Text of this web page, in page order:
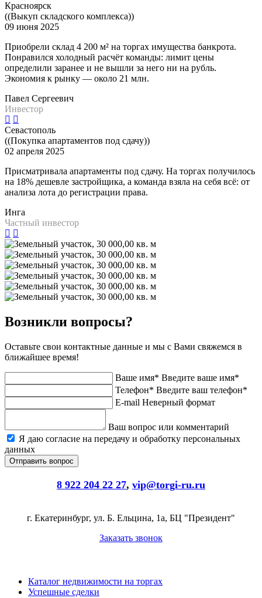
Красноярск
((Выкуп складского комплекса))
09 июня 2025
Приобрели склад 4 200 м² на торгах имущества банкрота.
Понравился холодный расчёт команды: лимит цены
определили заранее и не вышли за него ни на рубль.
Экономия к рынку — около 21 млн.
Павел Сергеевич
Инвестор
Севастополь
((Покупка апартаментов под сдачу))
02 апреля 2025
Присматривала апартаменты под сдачу. На торгах получилось
на 18% дешевле застройщика, а команда взяла на себя всё: от
анализа лота до регистрации права.
Инга
Частный инвестор
Возникли вопросы?
Оставьте свои контактные данные и мы с Вами свяжемся в
ближайшее время!
Ваше имя* Введите ваше имя*
Телефон* Введите ваш телефон*
E-mail Неверный формат
Ваш вопрос или комментарий
Я даю согласие на передачу и обработку персональных
данных
8 922 204 22 27, vip@torgi-ru.ru
г. Екатеринбург, ул. Б. Ельцина, 1а, БЦ "Президент"
Заказать звонок
Каталог недвижимости на торгах
Успешные сделки